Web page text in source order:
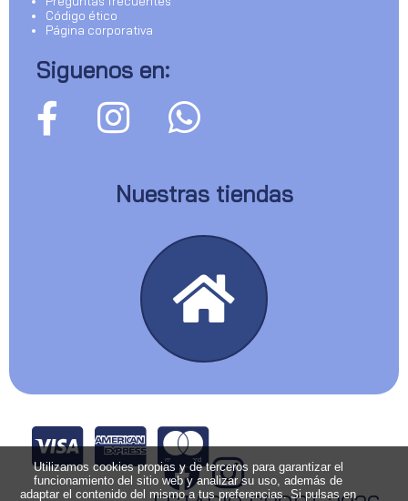
Código ético
Página corporativa
Siguenos en:
Nuestras tiendas
Utilizamos cookies propias y de terceros para garantizar el
funcionamiento del sitio web y analizar su uso, además de
adaptar el contenido del mismo a tus preferencias. Si pulsas en